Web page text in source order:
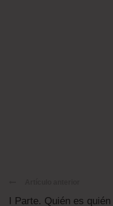
I Parte. Quién es quién